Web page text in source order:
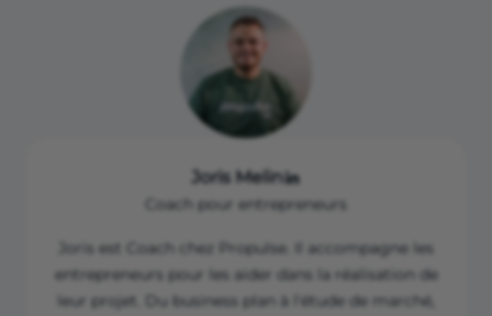
Joris Melin
Coach pour entrepreneurs
Joris est Coach chez Propulse. Il accompagne les
entrepreneurs pour les aider dans la réalisation de
leur projet. Du business plan à l'étude de marché,